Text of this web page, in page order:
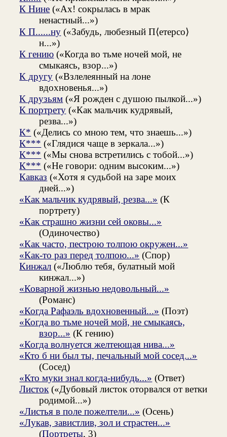
К Нине («Ах! сокрылась в мрак
ненастный...»)
К П......ну («Забудь, любезный П⟨етерсо⟩
н...»)
К гению («Когда во тьме ночей мой, не
смыкаясь, взор...»)
К другу («Взлелеянный на лоне
вдохновенья...»)
К друзьям («Я рожден с душою пылкой...»)
К портрету («Как мальчик кудрявый,
резва...»)
К* («Делись со мною тем, что знаешь...»)
К*** («Глядися чаще в зеркала...»)
К*** («Мы снова встретились с тобой...»)
К*** («Не говори: одним высоким...»)
Кавказ («Хотя я судьбой на заре моих
дней...»)
«Как мальчик кудрявый, резва...» (К
портрету)
«Как страшно жизни сей оковы...»
(Одиночество)
«Как часто, пестрою толпою окружен...»
«Как-то раз перед толпою...» (Спор)
Кинжал («Люблю тебя, булатный мой
кинжал...»)
«Коварной жизнью недовольный...»
(Романс)
«Когда Рафаэль вдохновенный...» (Поэт)
«Когда во тьме ночей мой, не смыкаясь,
взор...» (К гению)
«Когда волнуется желтеющая нива...»
«Кто б ни был ты, печальный мой сосед...»
(Сосед)
«Кто муки знал когда-нибудь...» (Ответ)
Листок («Дубовый листок оторвался от ветки
родимой...»)
«Листья в поле пожелтели...» (Осень)
«Лукав, завистлив, зол и страстен...»
(Портреты, 3)